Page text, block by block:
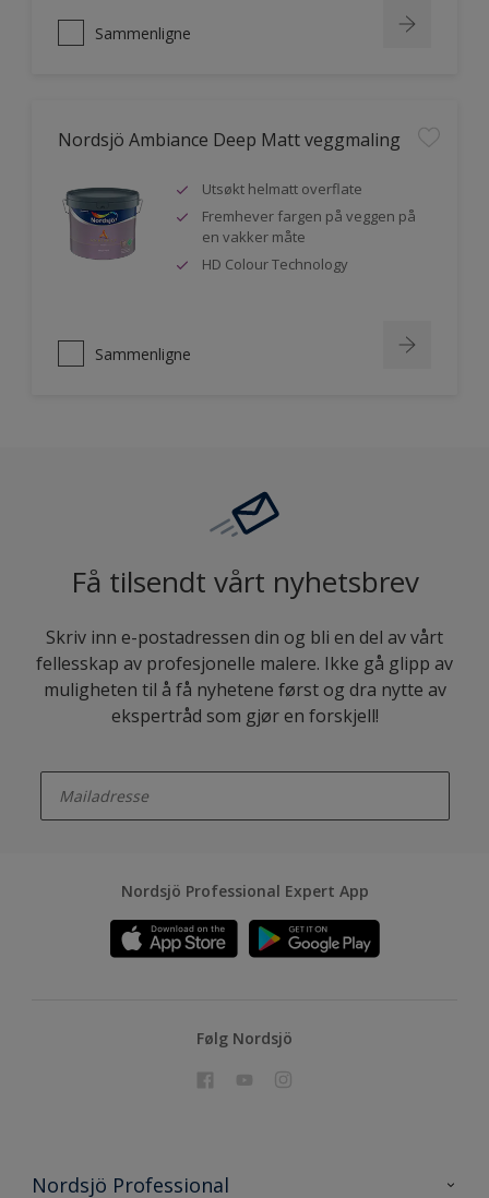
Sammenligne
Nordsjö Ambiance Deep Matt veggmaling
Utsøkt helmatt overflate
Fremhever fargen på veggen på
en vakker måte
HD Colour Technology
Sammenligne
Få tilsendt vårt nyhetsbrev
Skriv inn e-postadressen din og bli en del av vårt
fellesskap av profesjonelle malere. Ikke gå glipp av
muligheten til å få nyhetene først og dra nytte av
ekspertråd som gjør en forskjell!
Nordsjö Professional Expert App
Følg Nordsjö
Nordsjö Professional